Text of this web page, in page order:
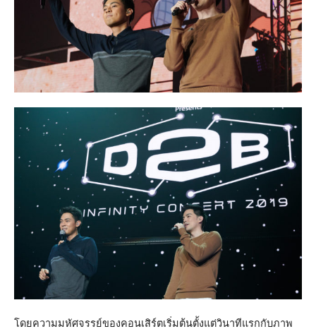
โดยความมหัศจรรย์ของคอนเสิร์ตเริ่มต้นตั้งแต่วินาทีแรกกับภาพ